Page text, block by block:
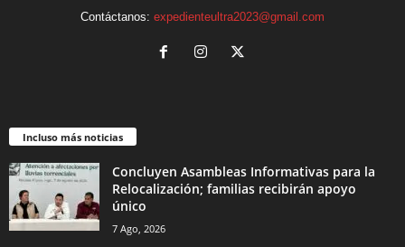
Contáctanos: expedienteultra2023@gmail.com
Incluso más noticias
Concluyen Asambleas Informativas para la
Relocalización; familias recibirán apoyo
único
7 Ago, 2026